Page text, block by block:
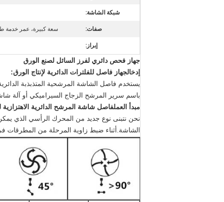
شبكة الشاشة:
صفات: سعة كبيرة، عمر خدمة
إبراز:
جهاز فحص دائري لفرز السائل لصنع الورق
إدخالجهاز فاصل للفلترات الدائرية لإنتاج الورق:
يستخدم فاصل الشاشة المرشحية المتذبذبة
باسم سرير المرشح الزجاج السيراميكي أو آلة
مبدأ العملفاصل شاشة المرشح الدائرية الاهتزازية
نحن نتبنى نوع جديد من المحرك الرأسي الذي يمكن
الشاشة.أثناء ضبط زاوية المرحلة من